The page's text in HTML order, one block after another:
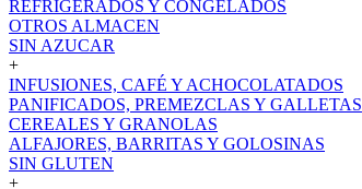
REFRIGERADOS Y CONGELADOS
OTROS ALMACEN
SIN AZUCAR
+
INFUSIONES, CAFÉ Y ACHOCOLATADOS
PANIFICADOS, PREMEZCLAS Y GALLETAS
CEREALES Y GRANOLAS
ALFAJORES, BARRITAS Y GOLOSINAS
SIN GLUTEN
+